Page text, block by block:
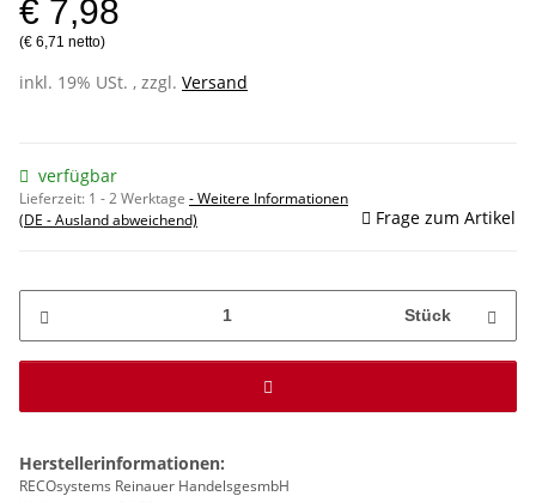
€ 7,98
(€ 6,71 netto)
inkl. 19% USt. , zzgl. Versand
verfügbar
Lieferzeit: 1 - 2 Werktage - Weitere Informationen
(DE - Ausland abweichend)
Frage zum Artikel
Stück
Herstellerinformationen:
RECOsystems Reinauer HandelsgesmbH